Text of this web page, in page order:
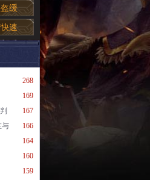
缓
速
268
169
167
166
与
164
160
159